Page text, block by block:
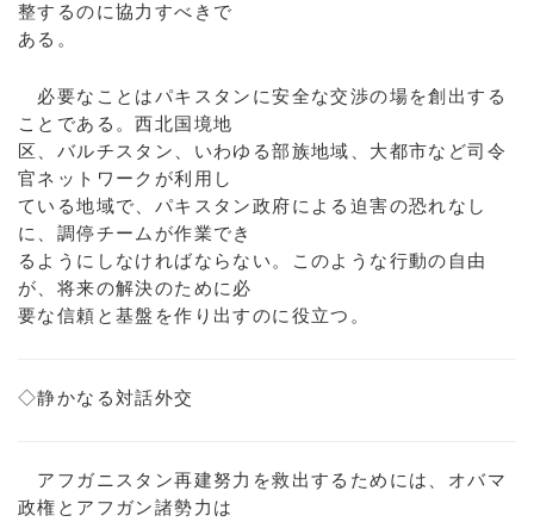
整するのに協力すべきで
ある。
必要なことはパキスタンに安全な交渉の場を創出する
ことである。西北国境地
区、バルチスタン、いわゆる部族地域、大都市など司令
官ネットワークが利用し
ている地域で、パキスタン政府による迫害の恐れなし
に、調停チームが作業でき
るようにしなければならない。このような行動の自由
が、将来の解決のために必
要な信頼と基盤を作り出すのに役立つ。
◇静かなる対話外交
アフガニスタン再建努力を救出するためには、オバマ
政権とアフガン諸勢力は